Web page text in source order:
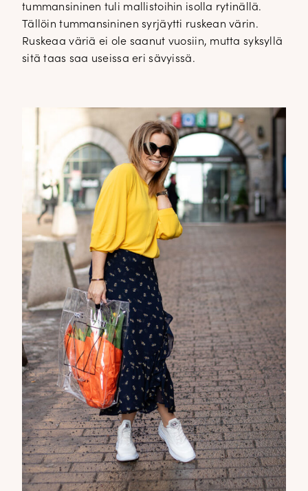
tummansininen tuli mallistoihin isolla rytinällä.
Tällöin tummansininen syrjäytti ruskean värin.
Ruskeaa väriä ei ole saanut vuosiin, mutta syksyllä
sitä taas saa useissa eri sävyissä.